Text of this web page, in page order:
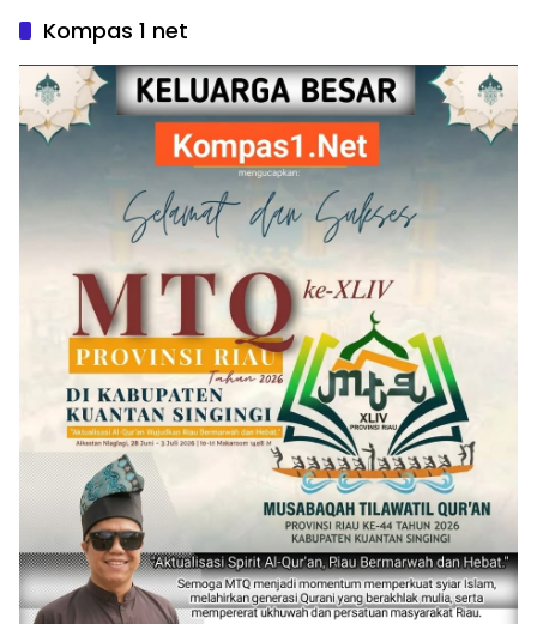
Kompas 1 net